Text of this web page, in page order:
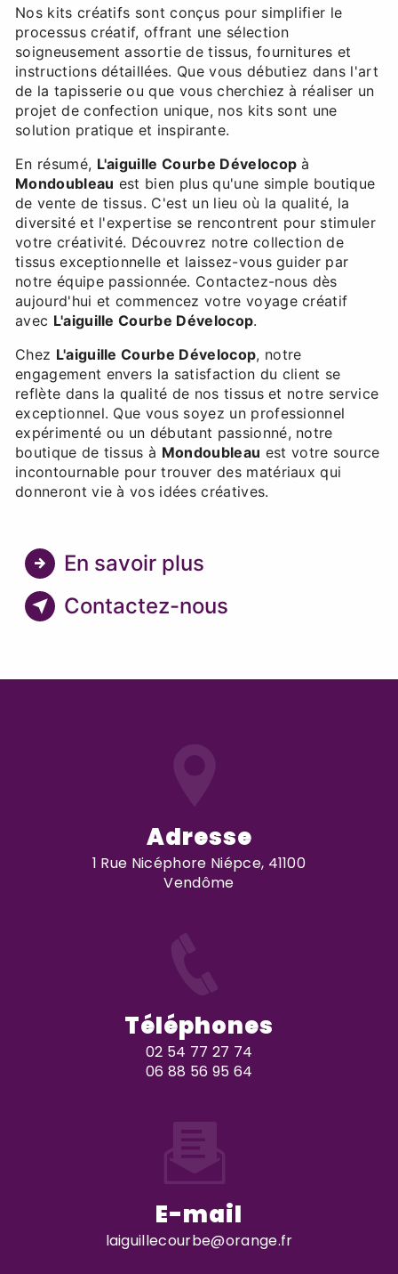
Nos kits créatifs sont conçus pour simplifier le
processus créatif, offrant une sélection
soigneusement assortie de tissus, fournitures et
instructions détaillées. Que vous débutiez dans l'art
de la tapisserie ou que vous cherchiez à réaliser un
projet de confection unique, nos kits sont une
solution pratique et inspirante.
En résumé, L'aiguille Courbe Dévelocop à
Mondoubleau est bien plus qu'une simple boutique
de vente de tissus. C'est un lieu où la qualité, la
diversité et l'expertise se rencontrent pour stimuler
votre créativité. Découvrez notre collection de
tissus exceptionnelle et laissez-vous guider par
notre équipe passionnée. Contactez-nous dès
aujourd'hui et commencez votre voyage créatif
avec L'aiguille Courbe Dévelocop.
Chez L'aiguille Courbe Dévelocop, notre
engagement envers la satisfaction du client se
reflète dans la qualité de nos tissus et notre service
exceptionnel. Que vous soyez un professionnel
expérimenté ou un débutant passionné, notre
boutique de tissus à Mondoubleau est votre source
incontournable pour trouver des matériaux qui
donneront vie à vos idées créatives.
En savoir plus
Contactez-nous
Adresse
1 Rue Nicéphore Niépce, 41100
Vendôme
Téléphones
02 54 77 27 74
06 88 56 95 64
E-mail
laiguillecourbe@orange.fr